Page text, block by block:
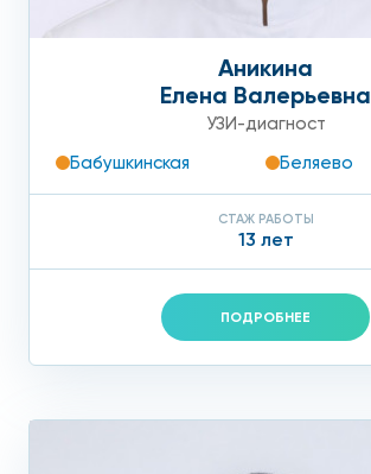
Аникина
Елена Валерьевна
УЗИ-диагност
Бабушкинская
Беляево
СТАЖ РАБОТЫ
13 лет
ПОДРОБНЕЕ